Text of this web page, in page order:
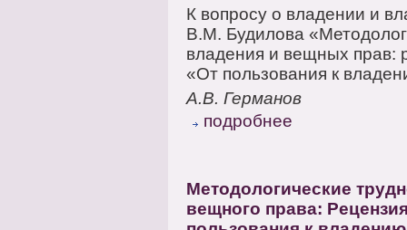
К вопросу о владении и
В.М. Будилова
владения и вещных прав:
«От пользования к
А.В. Германов
подробнее
Методологические
вещного права: